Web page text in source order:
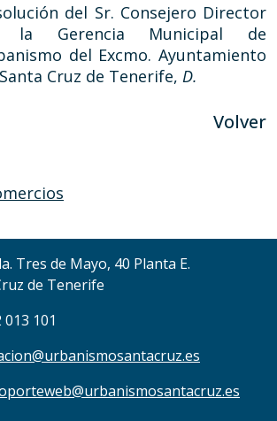
del Sr. Consejero Director
la Gerencia Municipal de
del Excmo. Ayuntamiento
Cruz de Tenerife, D.
Volver
Tres de Mayo, 40 Planta E.
de Tenerife
013 101